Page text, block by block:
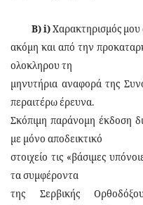
Β) i)Χαρακτηρισμός
ακόμη και από την
ολοκληρου τη
μηνυτήρια αναφορά της
περαιτέρω έρευνα.
Σκόπιμη παράνομη έκδοση
με μόνο αποδεικτικό
στοιχείο τις «βάσιμες
τα συμφέροντα
της Σερβικής